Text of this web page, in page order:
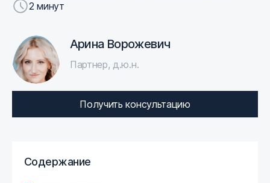
2 минут
Содержание
Арина Ворожевич
Партнер, д.ю.н.
Получить консультацию